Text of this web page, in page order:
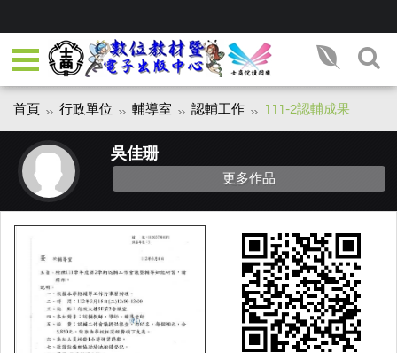
首頁 行政單位 輔導室 認輔工作 111-2認輔成果
吳佳珊
更多作品